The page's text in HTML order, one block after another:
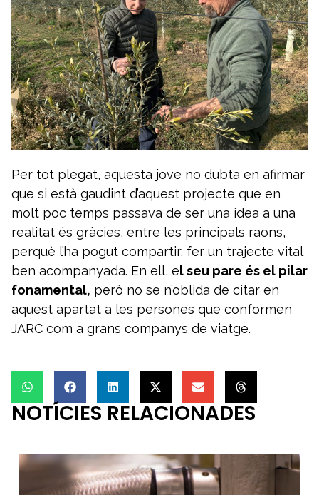
Per tot plegat, aquesta jove no dubta en afirmar
que si està gaudint d’aquest projecte que en
molt poc temps passava de ser una idea a una
realitat és gràcies, entre les principals raons,
perquè l’ha pogut compartir, fer un trajecte vital
ben acompanyada. En ell, el seu pare és el pilar
fonamental, però no se n’oblida de citar en
aquest apartat a les persones que conformen
JARC com a grans companys de viatge.
NOTÍCIES RELACIONADES